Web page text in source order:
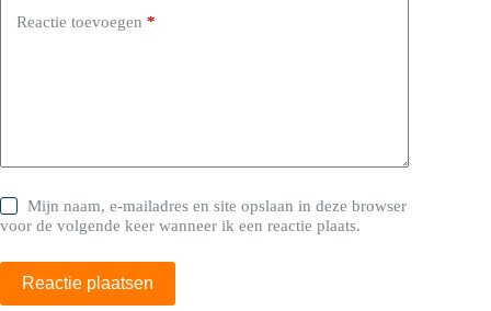
Reactie toevoegen *
Mijn naam, e-mailadres en site opslaan in deze browser
voor de volgende keer wanneer ik een reactie plaats.
Reactie plaatsen